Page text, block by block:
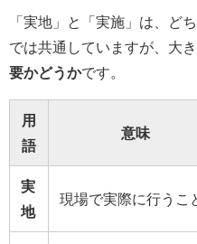
「実地」と「実施」は、ど
では共通していますが、大
要かどうかです。
用
語
意味
実
地
現場で実際に行うこ